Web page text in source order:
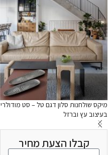
מיקס שולחנות סלון דגם טל – סט מודולרי
בעיצוב עץ וברזל
קבלו הצעת מחיר